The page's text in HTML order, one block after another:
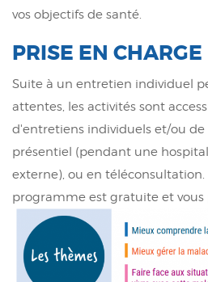
vos objectifs de santé.
PRISE EN CHARGE
Suite à un entretien individuel
attentes, les activités sont
d'entretiens individuels et/ou de
présentiel (pendant une
externe), ou en
programme est gratuite et vous